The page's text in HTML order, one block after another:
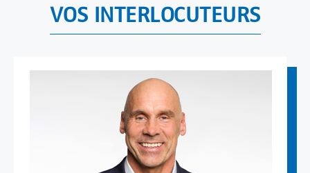
VOS INTERLOCUTEURS